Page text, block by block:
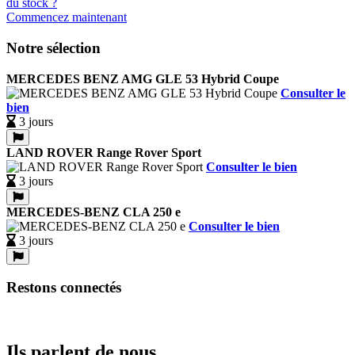
Commencez maintenant
Notre sélection
MERCEDES BENZ AMG GLE 53 Hybrid Coupe
Consulter le
bien
3 jours
LAND ROVER Range Rover Sport
Consulter le bien
3 jours
MERCEDES-BENZ CLA 250 e
Consulter le bien
3 jours
Restons connectés